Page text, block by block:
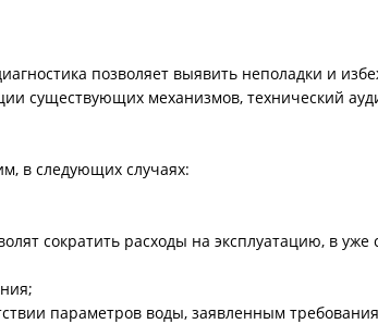
позволяет выявить неполадки и
существующих механизмов, технический
в следующих случаях:
сократить расходы на эксплуатацию, в
параметров воды, заявленным